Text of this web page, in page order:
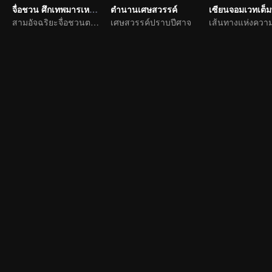
จื่อชวน ศึกเทพมารเหนือพิภพ
สามอัจฉริยะจื่อชวนตะลุยทวีปซีชวน
ตำนานเศษสวรรค์
เศษสวรรค์ปราบปีศาจ